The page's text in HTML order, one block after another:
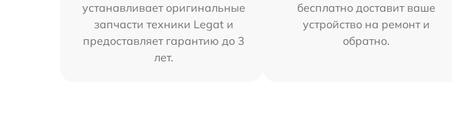
устанавливает оригинальные
запчасти техники Legat и
предоставляет гарантию до 3
лет.
бесплатно доставит ваше
устройство на ремонт и
обратно.